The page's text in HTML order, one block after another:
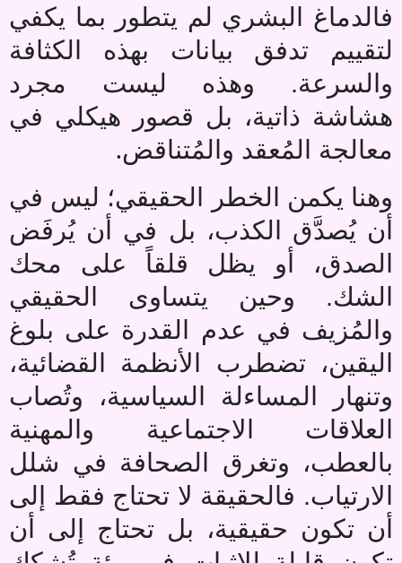
فالدماغ البشري لم يتطور بما يكفي
لتقييم تدفق بيانات بهذه الكثافة
والسرعة. وهذه ليست مجرد
هشاشة ذاتية، بل قصور هيكلي في
معالجة المُعقد والمُتناقض.
وهنا يكمن الخطر الحقيقي؛ ليس في
أن يُصدَّق الكذب، بل في أن يُرفَض
الصدق، أو يظل قلقاً على محك
الشك. وحين يتساوى الحقيقي
والمُزيف في عدم القدرة على بلوغ
اليقين، تضطرب الأنظمة القضائية،
وتنهار المساءلة السياسية، وتُصاب
العلاقات الاجتماعية والمهنية
بالعطب، وتغرق الصحافة في شلل
الارتياب. فالحقيقة لا تحتاج فقط إلى
أن تكون حقيقية، بل تحتاج إلى أن